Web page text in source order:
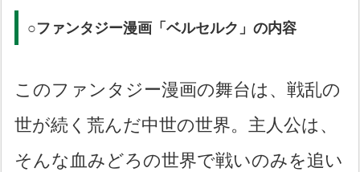
○ファンタジー漫画「ベルセルク」の内容
このファンタジー漫画の舞台は、戦乱の
世が続く荒んだ中世の世界。主人公は、
そんな血みどろの世界で戦いのみを追い